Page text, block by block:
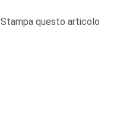
Stampa questo articolo